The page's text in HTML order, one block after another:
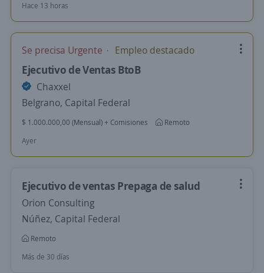
Hace 13 horas
Se precisa Urgente Empleo destacado
Ejecutivo de Ventas BtoB
Chaxxel
Belgrano, Capital Federal
$ 1.000.000,00 (Mensual) + Comisiones
Remoto
Ayer
Ejecutivo de ventas Prepaga de salud
Orion Consulting
Núñez, Capital Federal
Remoto
Más de 30 días